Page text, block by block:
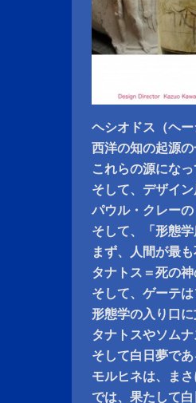
ヘシオドス（ヘ
西洋の知の起源
これらの源になっ
そして、デザイン
パウル・クレー
そして、「形態
まず、人間が最
タナトス＝死の
そして、ゲーテ
形態学の入り口
タナトスやソム
そして白日夢で
モルヒネは、ま
では、果たして